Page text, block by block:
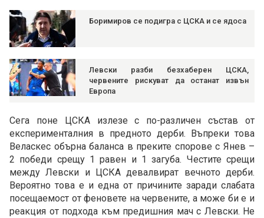
Боримиров се подигра с ЦСКА и се ядоса
Левски разби безхаберен ЦСКА,
червените рискуват да останат извън
Европа
Сега поне ЦСКА излезе с по-различен състав от
експерименталния в предното дерби. Въпреки това
Веласкес обърна баланса в преките спорове с Янев –
2 победи срещу 1 равен и 1 загуба. Честите срещи
между Левски и ЦСКА девалвират вечното дерби.
Вероятно това е и една от причините заради слабата
посещаемост от феновете на червените, а може би е и
реакция от подхода към предишния мач с Левски. Не